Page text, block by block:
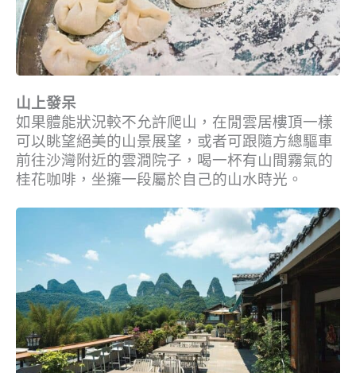
山上發呆
如果體能狀況較不允許爬山，在閒雲居樓頂一樣
可以眺望絕美的山景展望，或者可跟隨方總驅車
前往沙灣附近的雲澗院子，喝一杯有山間霧氣的
桂花咖啡，坐擁一段屬於自己的山水時光。